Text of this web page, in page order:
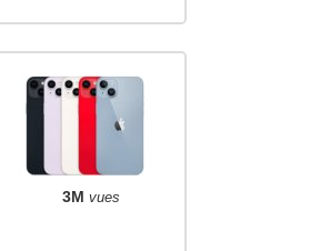
3M vues